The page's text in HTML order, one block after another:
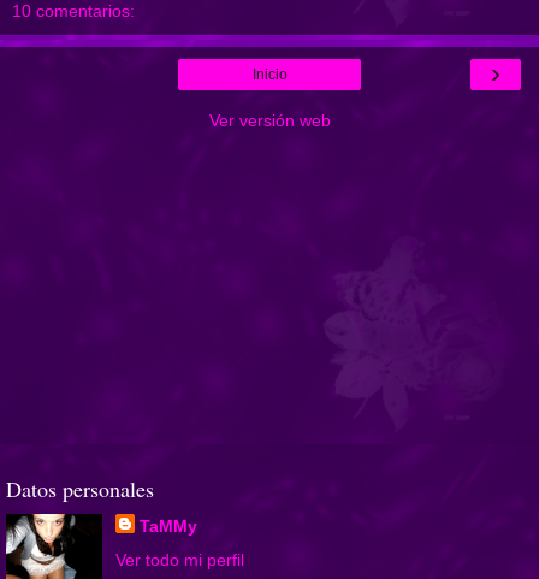
10 comentarios:
›
Inicio
Ver versión web
Datos personales
TaMMy
Ver todo mi perfil